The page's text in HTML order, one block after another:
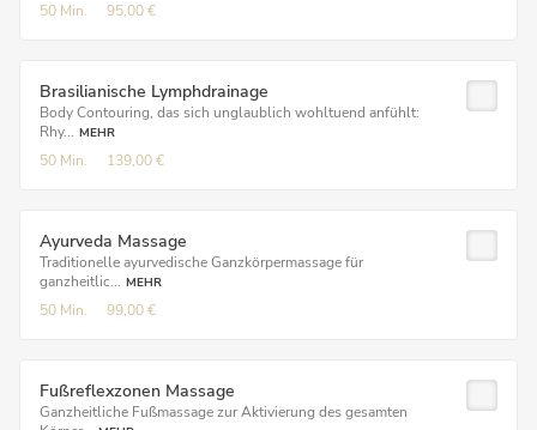
50 Min. 95,00 €
Brasilianische Lymphdrainage
Body Contouring, das sich unglaublich wohltuend anfühlt:
Rhy... MEHR
50 Min. 139,00 €
Ayurveda Massage
Traditionelle ayurvedische Ganzkörpermassage für
ganzheitlic... MEHR
50 Min. 99,00 €
Fußreflexzonen Massage
Ganzheitliche Fußmassage zur Aktivierung des gesamten